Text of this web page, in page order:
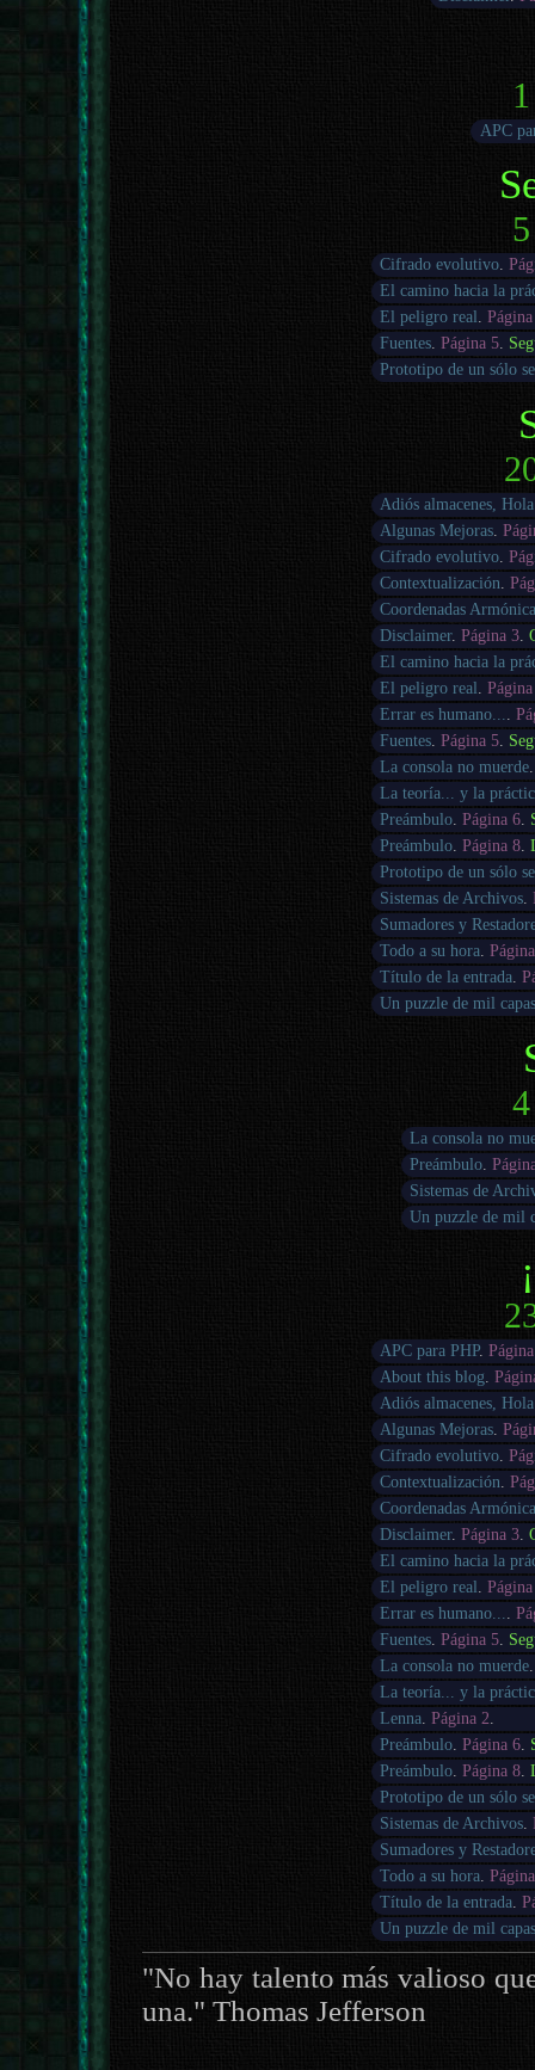
APC
Cifrado evolutivo.
El camino hacia la
El peligro real .
Fuentes.Página 5.
Prototipo de un sólo
Adiós almacenes,
Algunas Mejoras.
Cifrado evolutivo.
Contextualización.
Coordenadas
Disclaimer.Página 3.
El camino hacia la
El peligro real .
Errar es humano....
Fuentes.Página 5.
La consola no muerde
La teoría... y la
Preámbulo.Página 6.
Preámbulo.Página 8.
Prototipo de un sólo
Sistemas de Archivos.
Sumadores y
Todo a su hora.
Título de la entrada.
Un puzzle de mil
La consola no
Preámbulo .
Sistemas de
Un puzzle de mil
APC para PHP.
About this blog.
Adiós almacenes,
Algunas Mejoras.
Cifrado evolutivo.
Contextualización.
Coordenadas
Disclaimer.Página 3.
El camino hacia la
El peligro real .
Errar es humano....
Fuentes.Página 5.
La consola no muerde
La teoría... y la
Lenna.Página 2.
Preámbulo.Página 6.
Preámbulo.Página 8.
Prototipo de un sólo
Sistemas de Archivos.
Sumadores y
Todo a su hora.
Título de la entrada.
Un puzzle de mil
"No hay talento más valioso
una." Thomas Jefferson